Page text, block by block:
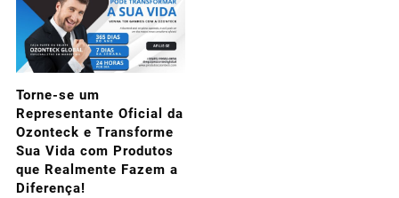
Representante
Oficial
Ozonteck
Transforma
Tu
Torne-se um
Representante Oficial da
Ozonteck e Transforme
Sua Vida com Produtos
que Realmente Fazem a
Diferença!